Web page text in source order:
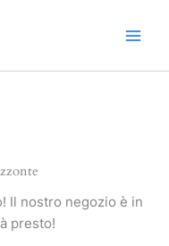
Il nostro negozio è in
presto!